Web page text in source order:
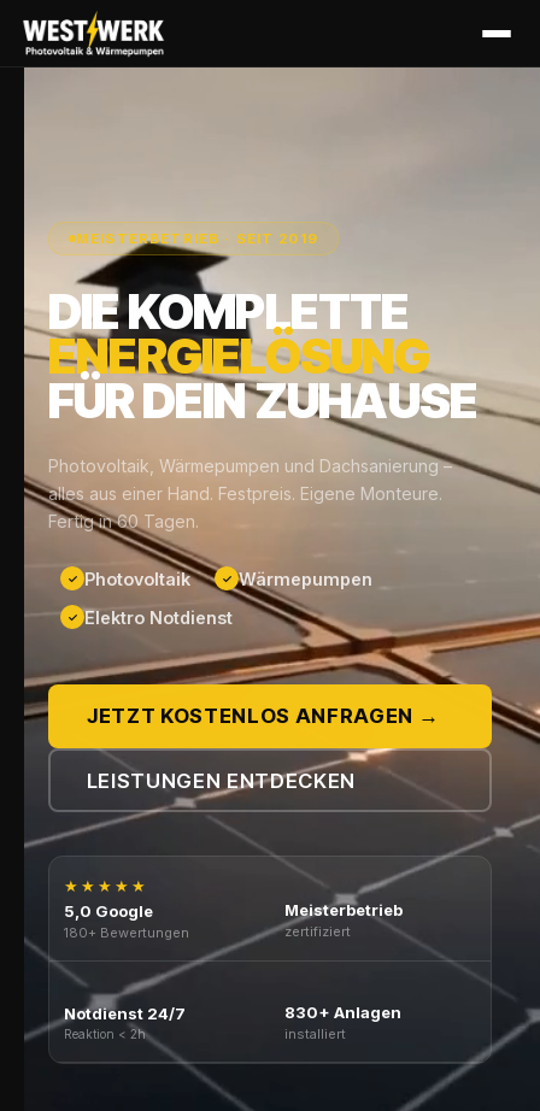
MEISTERBETRIEB · SEIT 2019
DIE KOMPLETTE
ENERGIELÖSUNG
FÜR DEIN ZUHAUSE
Photovoltaik, Wärmepumpen und Dachsanierung –
alles aus einer Hand. Festpreis. Eigene Monteure.
Fertig in 60 Tagen.
✓ Photovoltaik ✓ Wärmepumpen
✓ Elektro Notdienst
JETZT KOSTENLOS ANFRAGEN →
LEISTUNGEN ENTDECKEN
★★★★★
5,0 Google
180+ Bewertungen
Meisterbetrieb
zertifiziert
Notdienst 24/7
Reaktion < 2h
830+ Anlagen
installiert